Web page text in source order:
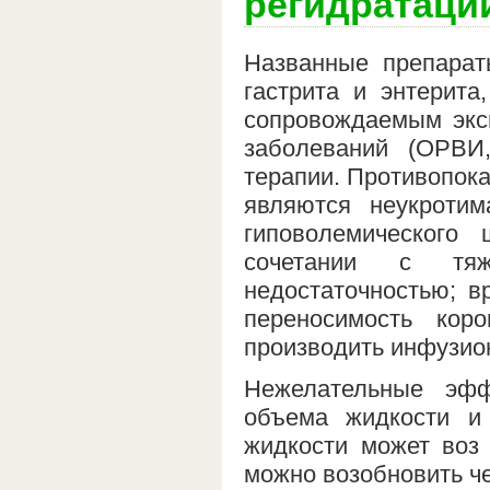
Названные
гастрита и
сопровождаемым
заболеваний
терапии.
являются
сочетании с
недостаточностью;
переносимость
производить
Нежелательные
объема жидкости
жидкости может
можно возобновить